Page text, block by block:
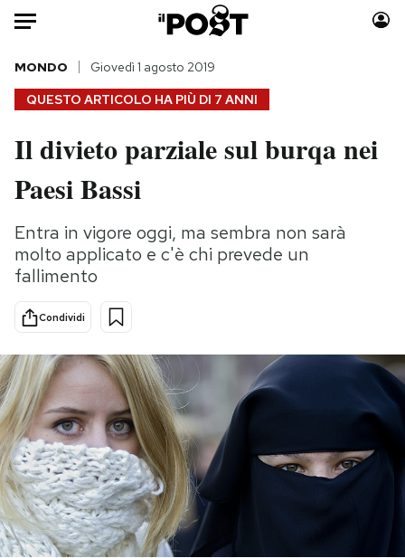
Auto
HOME
Italia
Politica
Tecnologia
Internet
Scienza
Cultura
Economia
Sport
Moda
Storie/Idee
Ok Boomer!
Mondiali calcio 2026
PODCAST
NEWSLETTER
QUESTO ARTICOLO HA PIÙ DI 7 ANNI
MONDO Giovedì 1 agosto 2019
Il divieto parziale sul burqa nei
Paesi Bassi
Entra in vigore oggi, ma sembra non sarà
molto applicato e c'è chi prevede un
fallimento
Condividi